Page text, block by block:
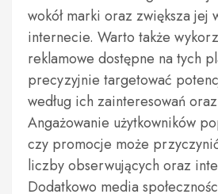
wokół marki oraz zwiększa jej
internecie. Warto także
reklamowe dostępne na tych
precyzyjnie targetować
według ich zainteresowań
Angażowanie użytkowników
czy promocje może
liczby obserwujących oraz
Dodatkowo media